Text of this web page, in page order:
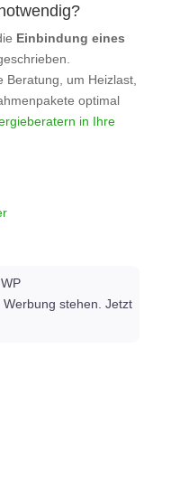
Einbindung eines
Beratung, um Heizlast,
optimal
in Ihre
stehen. Jetzt